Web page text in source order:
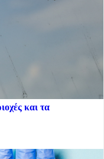
και τα